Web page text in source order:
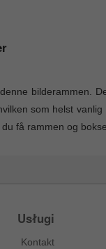
bilderammen.
som helst
få rammen og
Usługi
Kontakt